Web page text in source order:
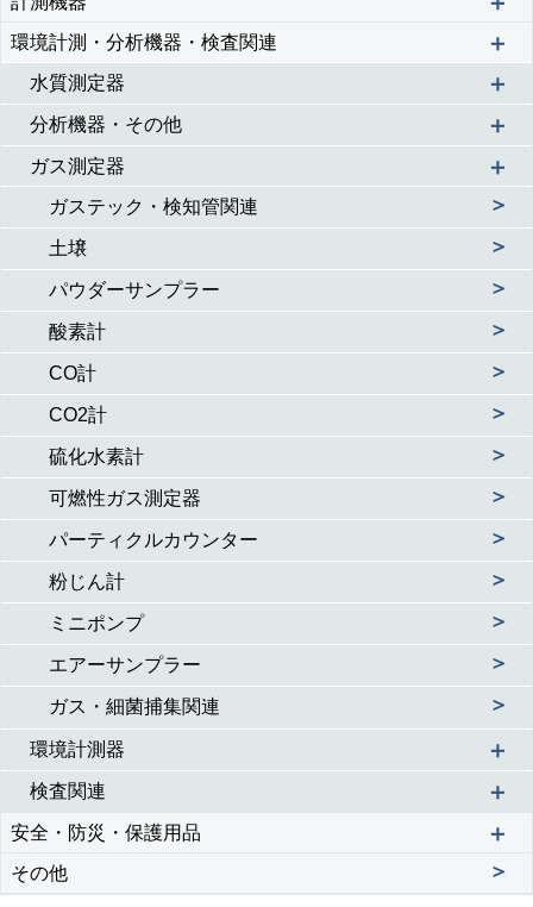
環境計測・分析機器・検査関連 ＋
水質測定器 ＋
分析機器・その他 ＋
ガス測定器 ＋
ガステック・検知管関連 ＞
土壌 ＞
パウダーサンプラー ＞
酸素計 ＞
CO計 ＞
CO2計 ＞
硫化水素計 ＞
可燃性ガス測定器 ＞
パーティクルカウンター ＞
粉じん計 ＞
ミニポンプ ＞
エアーサンプラー ＞
ガス・細菌捕集関連 ＞
環境計測器 ＋
検査関連 ＋
安全・防災・保護用品 ＋
その他 ＞